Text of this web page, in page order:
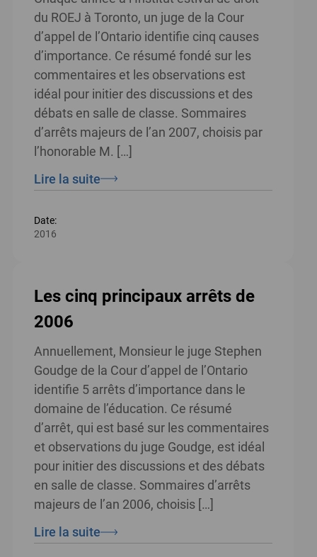
du ROEJ à Toronto, un juge de la Cour
d’appel de l’Ontario identifie cinq causes
d’importance. Ce résumé fondé sur les
commentaires et les observations est
idéal pour initier des discussions et des
débats en salle de classe. Sommaires
d’arrêts majeurs de l’an 2007, choisis par
l’honorable M. […]
Lire la suite
Date:
2016
Les cinq principaux arrêts de
2006
Annuellement, Monsieur le juge Stephen
Goudge de la Cour d’appel de l’Ontario
identifie 5 arrêts d’importance dans le
domaine de l’éducation. Ce résumé
d’arrêt, qui est basé sur les commentaires
et observations du juge Goudge, est idéal
pour initier des discussions et des débats
en salle de classe. Sommaires d’arrêts
majeurs de l’an 2006, choisis […]
Lire la suite